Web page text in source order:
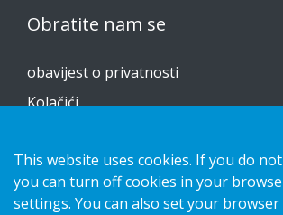
Obratite nam se
obavijest o privatnosti
Kolačići
Copyright 2026 HL Display AB. All
This website uses cookies. If you do
you can turn off cookies in your
settings. You can also set your